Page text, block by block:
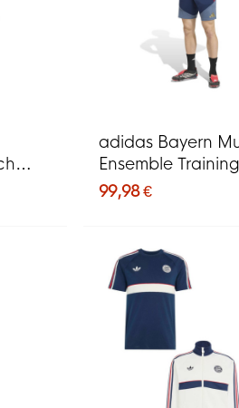
adidas Bayern
Ensemble
2027 Beige Bleu
99,98 €